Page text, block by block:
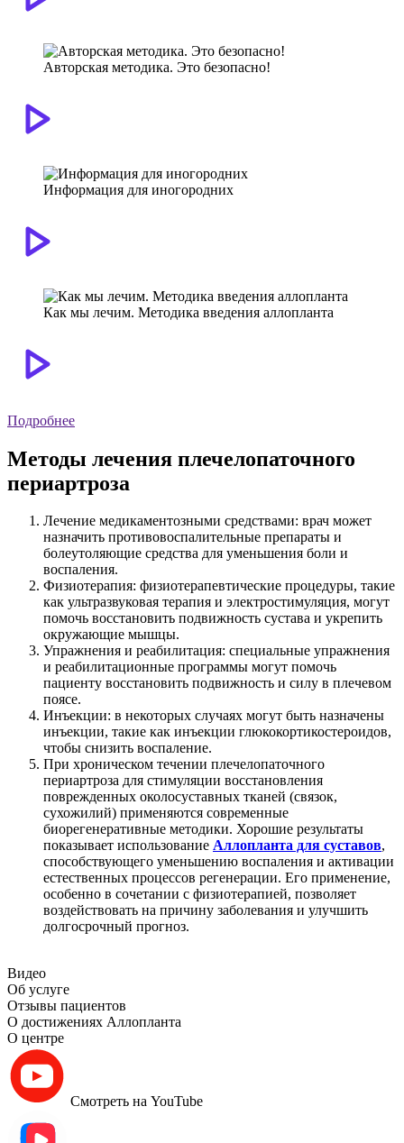
Авторская методика. Это безопасно!
Информация для иногородних
Как мы лечим. Методика введения аллопланта
Подробнее
Методы лечения плечелопаточного
периартроза
Лечение медикаментозными средствами: врач может
назначить противовоспалительные препараты и
болеутоляющие средства для уменьшения боли и
воспаления.
Физиотерапия: физиотерапевтические процедуры, такие
как ультразвуковая терапия и электростимуляция, могут
помочь восстановить подвижность сустава и укрепить
окружающие мышцы.
Упражнения и реабилитация: специальные упражнения
и реабилитационные программы могут помочь
пациенту восстановить подвижность и силу в плечевом
поясе.
Инъекции: в некоторых случаях могут быть назначены
инъекции, такие как инъекции глюкокортикостероидов,
чтобы снизить воспаление.
При хроническом течении плечелопаточного
периартроза для стимуляции восстановления
поврежденных околосуставных тканей (связок,
сухожилий) применяются современные
биорегенеративные методики. Хорошие результаты
показывает использование Аллопланта для суставов,
способствующего уменьшению воспаления и активации
естественных процессов регенерации. Его применение,
особенно в сочетании с физиотерапией, позволяет
воздействовать на причину заболевания и улучшить
долгосрочный прогноз.
Видео
Об услуге
Отзывы пациентов
О достижениях Аллопланта
О центре
Смотреть на YouTube